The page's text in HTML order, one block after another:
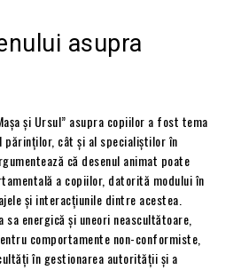
asupra
și Ursul” asupra copiilor a fost tema
cât și al specialiștilor în
că desenul animat poate
a copiilor, datorită modului în
și interacțiunile dintre acestea.
energică și uneori neascultătoare,
comportamente non-conformiste,
în gestionarea autorității și a